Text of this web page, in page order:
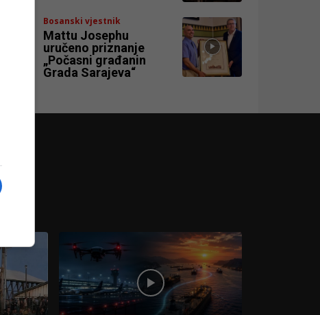
Bosanski vjestnik
Mattu Josephu
uručeno priznanje
„Počasni građanin
Grada Sarajeva“